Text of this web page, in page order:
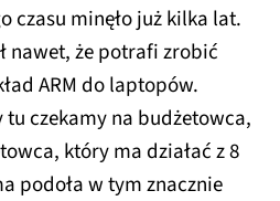
czasu minęło już kilka lat.
nawet, że potrafi zrobić
ARM do laptopów.
czekamy na budżetowca,
który ma działać z 8
podoła w tym znacznie